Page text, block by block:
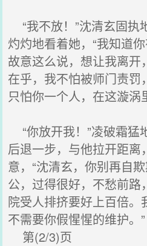
“我不放！”沈清玄固执
灼灼地看着她，“我知道
故意这么说，想让我离开
在乎，我不怕被师门责
只怕你一个人，在这漩涡
“你放开我！”凌破霜猛
后退一步，与他拉开距离
意，“沈清玄，你别再自
公，过得很好，不愁前
院受人排挤要好上百倍。
不需要你假惺惺的维护。”
第(2/3)页